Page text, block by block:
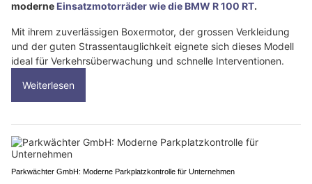
moderne Einsatzmotorräder wie die BMW R 100 RT.
Mit ihrem zuverlässigen Boxermotor, der grossen Verkleidung
und der guten Strassentauglichkeit eignete sich dieses Modell
ideal für Verkehrsüberwachung und schnelle Interventionen.
Weiterlesen
Parkwächter GmbH: Moderne Parkplatzkontrolle für Unternehmen